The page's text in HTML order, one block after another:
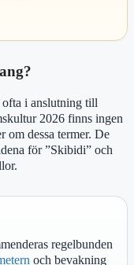
i anslutning till
2026 finns ingen
om dessa termer. De
för ”Skibidi” och
regelbunden
och bevakning